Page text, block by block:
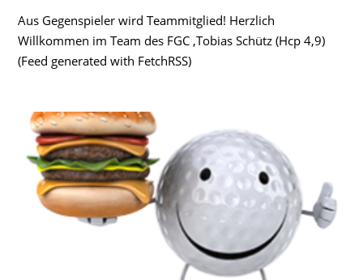
Aus Gegenspieler wird Teammitglied! Herzlich
Willkommen im Team des FGC ,Tobias Schütz (Hcp 4,9)
(Feed generated with FetchRSS)